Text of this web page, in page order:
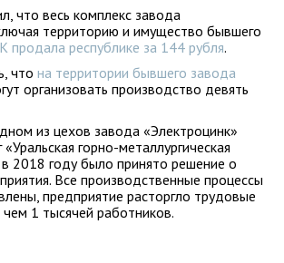
что весь комплекс завода
территорию и имущество бывшего
продала республике за 144 рубля.
что на территории бывшего завода
организовать производство девять
из цехов завода «Электроцинк»
горно-металлургическая
2018 году было принято решение о
Все производственные процессы
предприятие расторгло трудовые
1 тысячей работников.